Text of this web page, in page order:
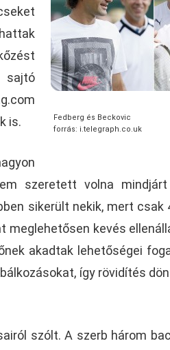
Fedberg és Beckovic
forrás: i.telegraph.co.uk
sajtó
is.
szeretett volna
sikerült nekik, mert csak
meglehetősen kevés
akadtak lehetőségei
így rövidítés
szólt. A szerb három